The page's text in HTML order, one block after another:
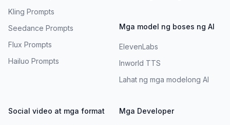
Kling Prompts
Seedance Prompts
Flux Prompts
Hailuo Prompts
Mga model ng boses ng AI
ElevenLabs
Inworld TTS
Lahat ng mga modelong AI
Social video at mga format Mga Developer